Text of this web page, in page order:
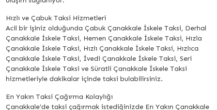
Hızlı ve Çabuk Taksi Hizmetleri
Acil bir işiniz olduğunda Çabuk Çanakkale İskele Taksi, Derhal
Çanakkale İskele Taksi, Hemen Çanakkale İskele Taksi, Hızla
Çanakkale İskele Taksi, Hızlı Çanakkale İskele Taksi, Hızlıca
Çanakkale İskele Taksi, İvedi Çanakkale İskele Taksi, Seri
Çanakkale İskele Taksi ve Süratli Çanakkale İskele Taksi
hizmetleriyle dakikalar içinde taksi bulabilirsiniz.
En Yakın Taksi Çağırma Kolaylığı
Çanakkale’de taksi çağırmak istediğinizde En Yakın Çanakkale